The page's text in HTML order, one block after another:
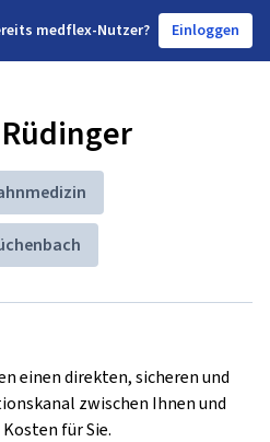
medflex-Nutzer? Einloggen
einen direkten, sicheren und
zwischen Ihnen und
für Sie.